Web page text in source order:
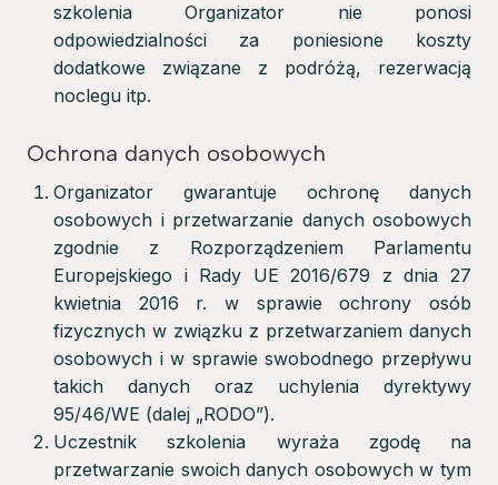
szkolenia Organizator nie ponosi
odpowiedzialności za poniesione koszty
dodatkowe związane z podróżą, rezerwacją
noclegu itp.
Ochrona danych osobowych
Organizator gwarantuje ochronę danych
osobowych i przetwarzanie danych osobowych
zgodnie z Rozporządzeniem Parlamentu
Europejskiego i Rady UE 2016/679 z dnia 27
kwietnia 2016 r. w sprawie ochrony osób
fizycznych w związku z przetwarzaniem danych
osobowych i w sprawie swobodnego przepływu
takich danych oraz uchylenia dyrektywy
95/46/WE (dalej „RODO”).
Uczestnik szkolenia wyraża zgodę na
przetwarzanie swoich danych osobowych w tym